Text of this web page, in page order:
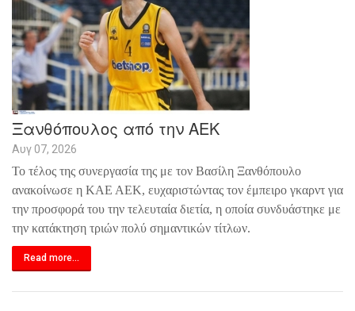
Ξανθόπουλος από την ΑΕΚ
Αυγ 07, 2026
Το τέλος της συνεργασία της με τον Βασίλη Ξανθόπουλο
ανακοίνωσε η ΚΑΕ ΑΕΚ, ευχαριστώντας τον έμπειρο γκαρντ για
την προσφορά του την τελευταία διετία, η οποία συνδυάστηκε με
την κατάκτηση τριών πολύ σημαντικών τίτλων.
Read more...